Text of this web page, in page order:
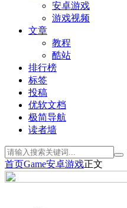
安卓游戏
游戏视频
文章
教程
酷站
排行榜
标签
投稿
优软文档
极简导航
读者墙
首页Game安卓游戏正文